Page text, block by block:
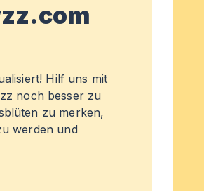
Hilf uns mit
noch besser zu
zu merken,
werden und